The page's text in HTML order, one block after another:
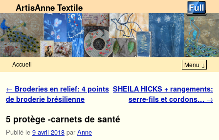
ArtisAnne Textile
Accueil Menu ↓
Navigation des articles
← Broderies en relief: 4 points
de broderie brésilienne
SHEILA HICKS + rangements:
serre-fils et cordons… →
5 protège -carnets de santé
Publié le 9 avril 2018 par Anne